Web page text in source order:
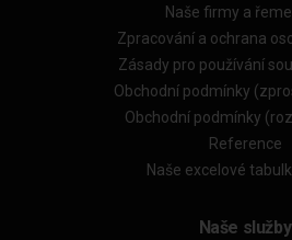
Naše firmy a
Zpracování a ochrana
Zásady pro používání
Obchodní podmínky
Obchodní podmínky
Reference
Naše excelové
Naše služby